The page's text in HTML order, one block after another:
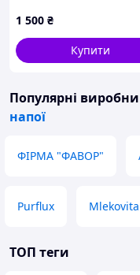
Tamachan Shop Mirai no
Koso 100 г
1 500 ₴
Купити
Популярні
напої
ФІРМА "ФАВОР"
Purflux Mlekovita
ТОП теги